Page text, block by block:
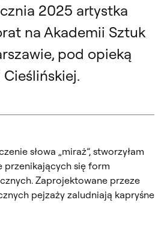
2025 artystka
na Akademii Sztuk
pod opieką
słowa „miraż”, stworzyłam
się form
Zaprojektowane przeze
pejzaży zaludniają kapryśne